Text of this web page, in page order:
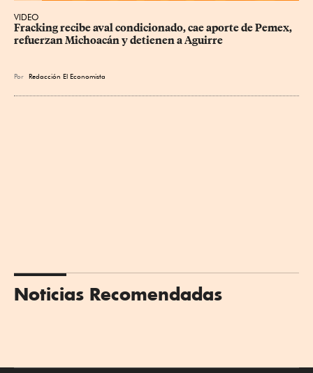
VIDEO
Fracking recibe aval condicionado, cae aporte de Pemex,
refuerzan Michoacán y detienen a Aguirre
Por Redacción El Economista
Noticias Recomendadas